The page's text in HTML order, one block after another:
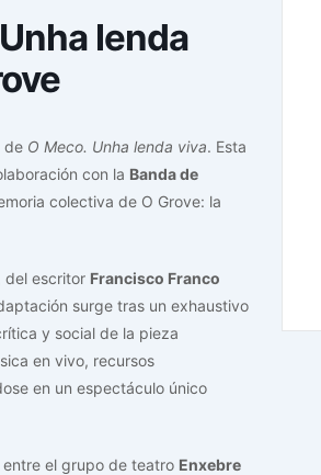
lenda
de O Meco. Unha lenda viva. Esta
con la Banda de
colectiva de O Grove: la
del escritor Francisco Franco
surge tras un exhaustivo
y social de la pieza
en vivo, recursos
en un espectáculo único
el grupo de teatro Enxebre